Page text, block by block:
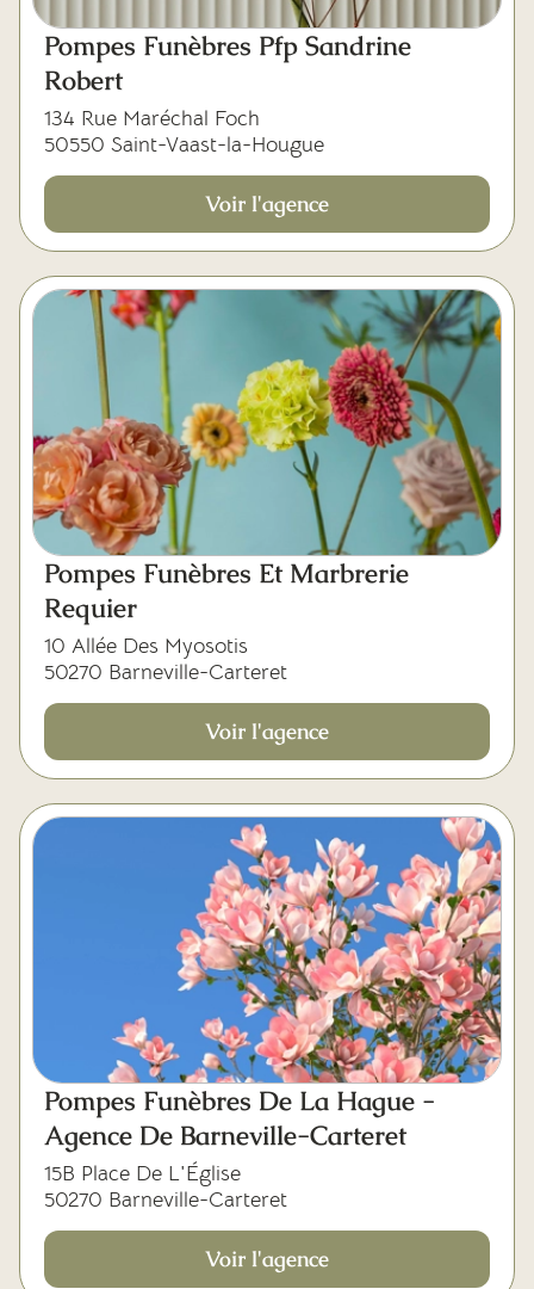
Pompes Funèbres Pfp Sandrine
Robert
134 Rue Maréchal Foch
50550 Saint-Vaast-la-Hougue
Voir l'agence
Pompes Funèbres Et Marbrerie
Requier
10 Allée Des Myosotis
50270 Barneville-Carteret
Voir l'agence
Pompes Funèbres De La Hague -
Agence De Barneville-Carteret
15B Place De L'Église
50270 Barneville-Carteret
Voir l'agence